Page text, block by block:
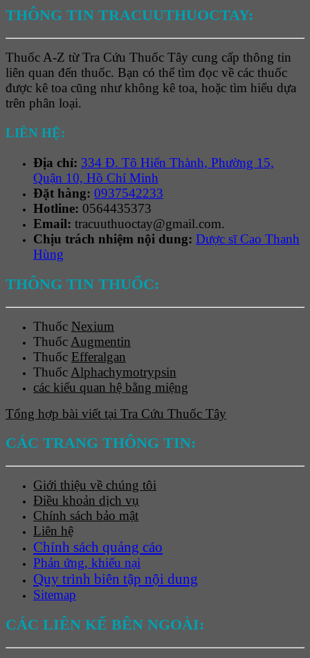
THÔNG TIN TRACUUTHUOCTAY:
Thuốc A-Z từ Tra Cứu Thuốc Tây cung cấp thông tin
liên quan đến thuốc. Bạn có thể tìm đọc về các thuốc
được kê toa cũng như không kê toa, hoặc tìm hiểu dựa
trên phân loại.
LIÊN HỆ:
Địa chỉ: 334 Đ. Tô Hiến Thành, Phường 15,
Quận 10, Hồ Chí Minh
Đặt hàng: 0937542233
Hotline: 0564435373
Email: tracuuthuoctay@gmail.com.
Chịu trách nhiệm nội dung: Dược sĩ Cao Thanh
Hùng
THÔNG TIN THUỐC:
Thuốc Nexium
Thuốc Augmentin
Thuốc Efferalgan
Thuốc Alphachymotrypsin
các kiểu quan hệ bằng miệng
Tổng hợp bài viết tại Tra Cứu Thuốc Tây
CÁC TRANG THÔNG TIN:
Giới thiệu về chúng tôi
Điều khoản dịch vụ
Chính sách bảo mật
Liên hệ
Chính sách quảng cáo
Phản ứng, khiếu nại
Quy trình biên tập nội dung
Sitemap
CÁC LIÊN KẾ BÊN NGOÀI: